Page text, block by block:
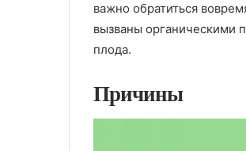
важно обратиться
вызваны органическими
плода.
Причины